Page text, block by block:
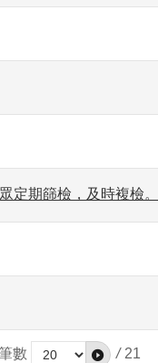
定期篩檢，及時複檢。
數 / 21